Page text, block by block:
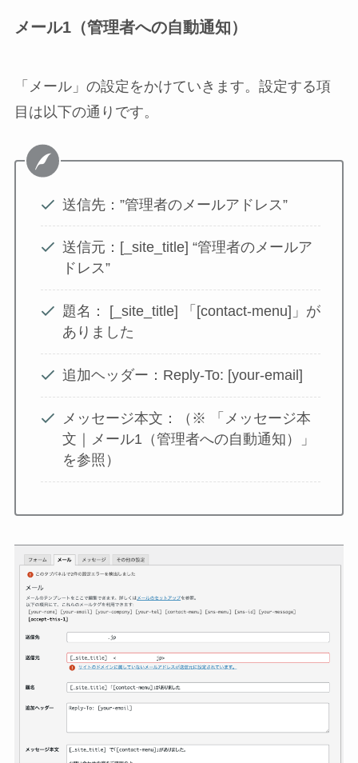
メール1（管理者への自動通知）
「メール」の設定をかけていきます。設定する項
目は以下の通りです。
送信先：”管理者のメールアドレス”
送信元：[_site_title] “管理者のメールア
ドレス”
題名： [_site_title] 「[contact-menu]」が
ありました
追加ヘッダー：Reply-To: [your-email]
メッセージ本文：（※ 「メッセージ本
文｜メール1（管理者への自動通知）」
を参照）